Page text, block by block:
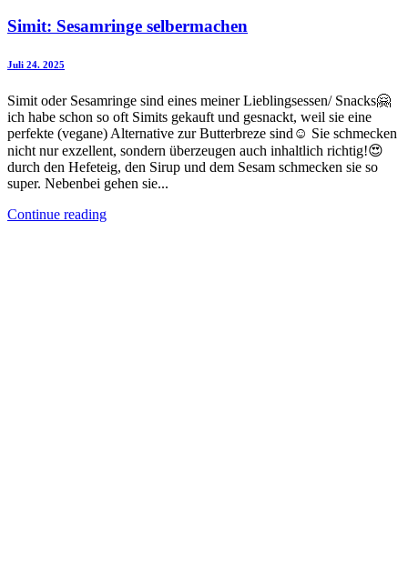
Simit: Sesamringe selbermachen
Juli 24. 2025
Simit oder Sesamringe sind eines meiner Lieblingsessen/ Snacks🤗
ich habe schon so oft Simits gekauft und gesnackt, weil sie eine
perfekte (vegane) Alternative zur Butterbreze sind☺️ Sie schmecken
nicht nur exzellent, sondern überzeugen auch inhaltlich richtig!😍
durch den Hefeteig, den Sirup und dem Sesam schmecken sie so
super. Nebenbei gehen sie...
Continue reading